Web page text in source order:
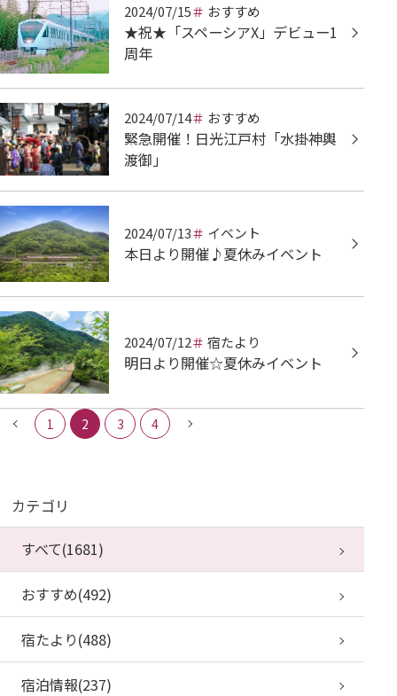
2024/07/15 おすすめ
★祝★「スペーシアX」デビュー1
周年
2024/07/14 おすすめ
緊急開催！日光江戸村「水掛神輿
渡御」
2024/07/13 イベント
本日より開催♪夏休みイベント
2024/07/12 宿たより
明日より開催☆夏休みイベント
1 2 3 4
カテゴリ
すべて(1681)
おすすめ(492)
宿たより(488)
宿泊情報(237)